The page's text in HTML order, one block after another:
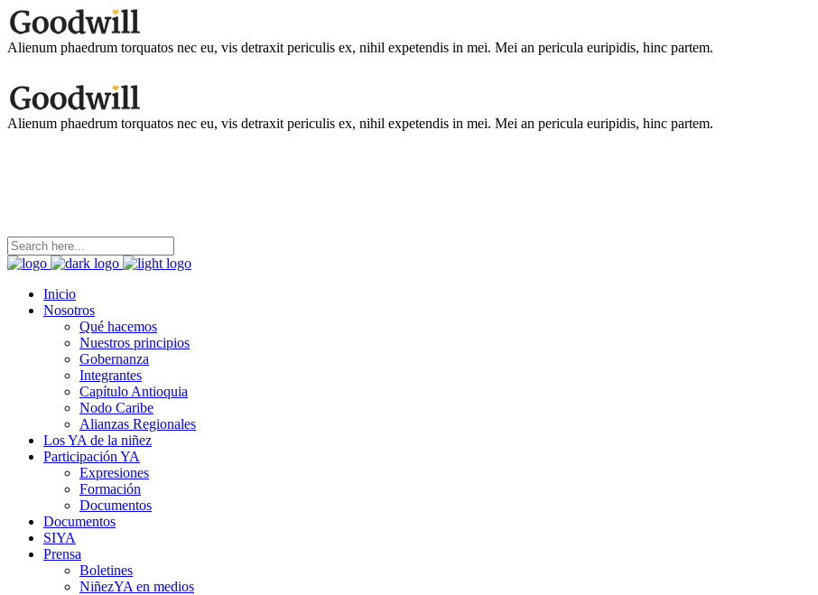
Alienum phaedrum torquatos nec eu, vis detraxit periculis ex, nihil expetendis in mei. Mei an pericula euripidis, hinc partem.
Alienum phaedrum torquatos nec eu, vis detraxit periculis ex, nihil expetendis in mei. Mei an pericula euripidis, hinc partem.
Inicio
Nosotros
Qué hacemos
Nuestros principios
Gobernanza
Integrantes
Capítulo Antioquia
Nodo Caribe
Alianzas Regionales
Los YA de la niñez
Participación YA
Expresiones
Formación
Documentos
Documentos
SIYA
Prensa
Boletines
NiñezYA en medios